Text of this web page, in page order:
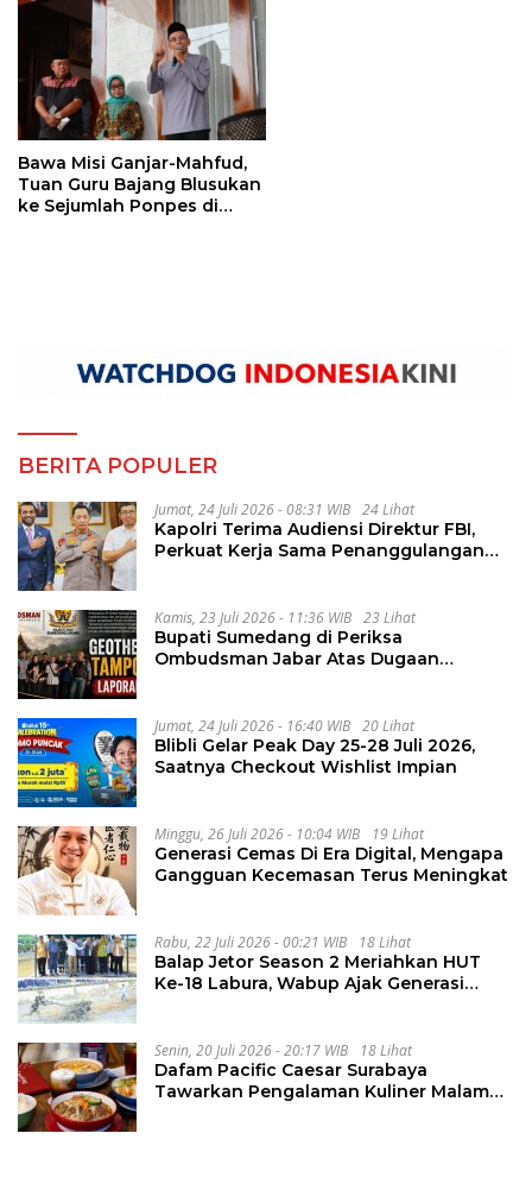
Bawa Misi Ganjar-Mahfud,
Tuan Guru Bajang Blusukan
ke Sejumlah Ponpes di
BERITA POPULER
Jumat, 24 Juli 2026 - 08:31 WIB 24 Lihat
Kapolri Terima Audiensi Direktur FBI,
Perkuat Kerja Sama Penanggulangan
Kamis, 23 Juli 2026 - 11:36 WIB 23 Lihat
Bupati Sumedang di Periksa
Ombudsman Jabar Atas Dugaan
Jumat, 24 Juli 2026 - 16:40 WIB 20 Lihat
Blibli Gelar Peak Day 25-28 Juli 2026,
Saatnya Checkout Wishlist Impian
Minggu, 26 Juli 2026 - 10:04 WIB 19 Lihat
Generasi Cemas Di Era Digital, Mengapa
Gangguan Kecemasan Terus Meningkat
Rabu, 22 Juli 2026 - 00:21 WIB 18 Lihat
Balap Jetor Season 2 Meriahkan HUT
Ke-18 Labura, Wabup Ajak Generasi
Senin, 20 Juli 2026 - 20:17 WIB 18 Lihat
Dafam Pacific Caesar Surabaya
Tawarkan Pengalaman Kuliner Malam